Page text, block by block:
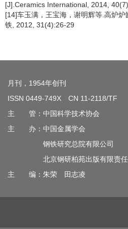
[J].Ceramics International, 2014,
[14]车玉满，王宝海，谢明辉等.高炉
铁, 2012, 31(4):26-29
月刊，1954年创刊
ISSN 0449-749X CN 11-2118/TF
主 管：中国科学技术协会
主 办：中国金属学会
钢铁研究总院有限公司
北京钢研柏苑出版有限责任
主 编：朱荣 田志凌